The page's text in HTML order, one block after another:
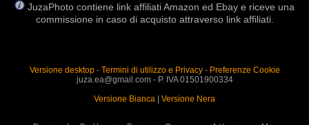
JuzaPhoto contiene link affiliati Amazon ed Ebay e riceve una
commissione in caso di acquisto attraverso link affiliati.
Versione desktop- Termini di utilizzo e Privacy- Preferenze Cookie
juza.ea@gmail.com - P. IVA 01501900334
Versione Bianca | Versione Nera